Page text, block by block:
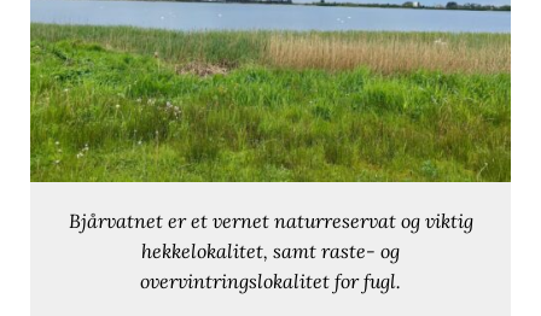
Bjårvatnet er et vernet naturreservat og viktig
hekkelokalitet, samt raste- og
overvintringslokalitet for fugl.